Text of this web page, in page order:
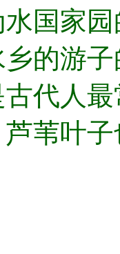
国家
的游
代人
苇叶